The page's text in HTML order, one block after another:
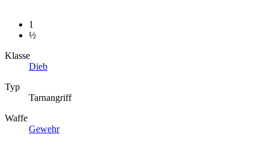
1
½
Klasse
Dieb
Typ
Tarnangriff
Waffe
Gewehr